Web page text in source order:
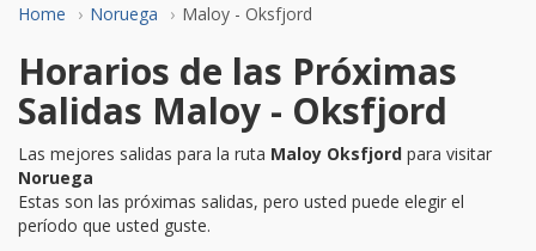
Home Noruega Maloy - Oksfjord
Horarios de las Próximas
Salidas Maloy - Oksfjord
Las mejores salidas para la ruta Maloy Oksfjord para visitar
Noruega
Estas son las próximas salidas, pero usted puede elegir el
período que usted guste.